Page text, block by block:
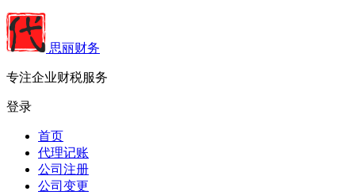
思丽财务
专注企业财税服务
登录
首页
代理记账
公司注册
公司变更